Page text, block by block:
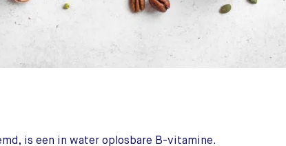
is een in water oplosbare B-vitamine.